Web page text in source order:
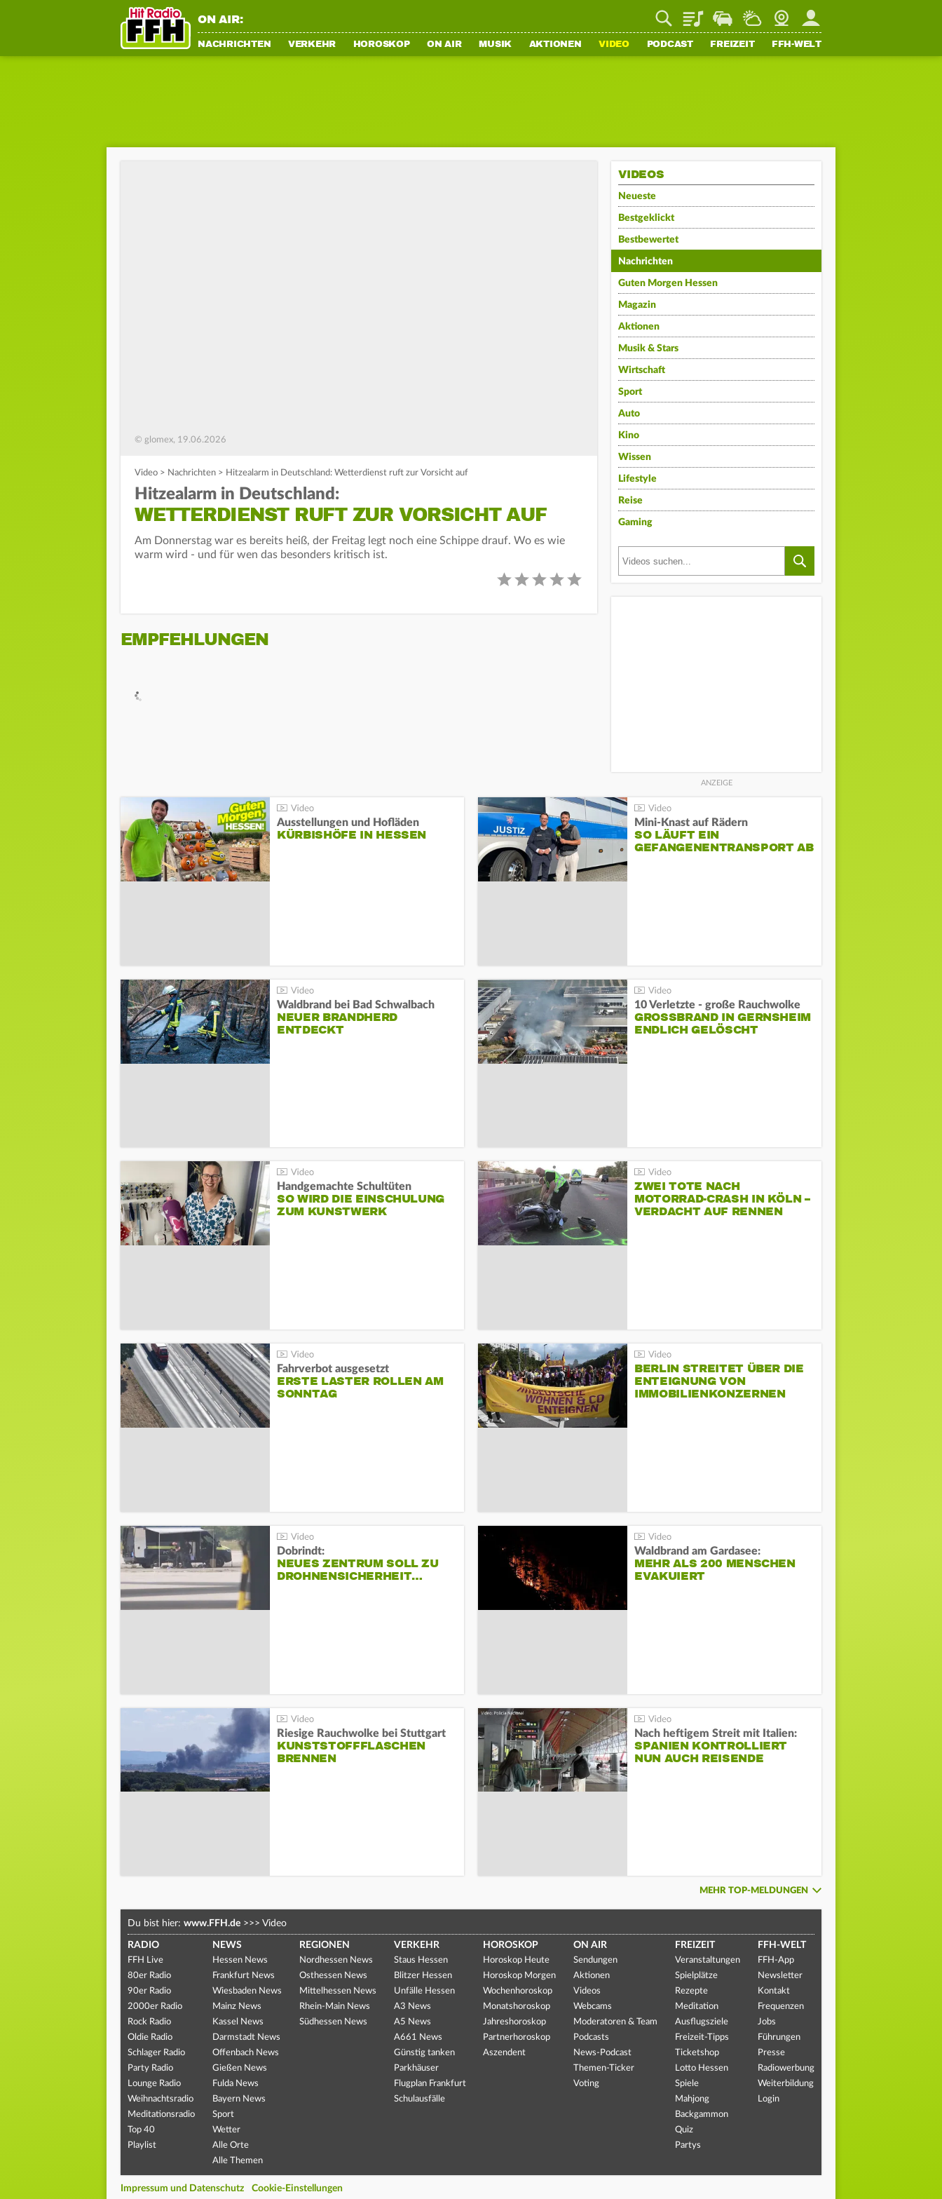
ON AIR: PlaylistStaupilotWetterWebcamMein FFH
NACHRICHTEN VERKEHR HOROSKOP ON AIR MUSIK AKTIONEN VIDEO PODCAST FREIZEIT FFH-WELT
© glomex, 19.06.2026
Video > Nachrichten > Hitzealarm in Deutschland: Wetterdienst ruft zur Vorsicht auf
Hitzealarm in Deutschland:
WETTERDIENST RUFT ZUR VORSICHT AUF
Am Donnerstag war es bereits heiß, der Freitag legt noch eine Schippe drauf. Wo es wie
warm wird - und für wen das besonders kritisch ist.
EMPFEHLUNGEN
VIDEOS
Neueste
Bestgeklickt
Bestbewertet
Nachrichten
Guten Morgen Hessen
Magazin
Aktionen
Musik & Stars
Wirtschaft
Sport
Auto
Kino
Wissen
Lifestyle
Reise
Gaming
Ausstellungen und Hofläden
KÜRBISHÖFE IN HESSEN
Mini-Knast auf Rädern
SO LÄUFT EIN
GEFANGENENTRANSPORT AB
Waldbrand bei Bad Schwalbach
NEUER BRANDHERD
ENTDECKT
10 Verletzte - große Rauchwolke
GROSSBRAND IN GERNSHEIM E
NDLICH GELÖSCHT
Handgemachte Schultüten
SO WIRD DIE EINSCHULUNG
ZUM KUNSTWERK
ZWEI TOTE NACH
MOTORRAD-CRASH IN KÖLN –
VERDACHT AUF RENNEN
Fahrverbot ausgesetzt
ERSTE LASTER ROLLEN AM
SONNTAG
BERLIN STREITET ÜBER DIE
ENTEIGNUNG VON
IMMOBILIENKONZERNEN
Dobrindt:
NEUES ZENTRUM SOLL ZU
DROHNENSICHERHEIT…
Waldbrand am Gardasee:
MEHR ALS 200 MENSCHEN
EVAKUIERT
Riesige Rauchwolke bei Stuttgart
KUNSTSTOFFFLASCHEN
BRENNEN
Nach heftigem Streit mit Italien:
SPANIEN KONTROLLIERT
NUN AUCH REISENDE
MEHR TOP-MELDUNGEN
Du bist hier: www.FFH.de >>> Video
RADIO
FFH Live
80er Radio
90er Radio
2000er Radio
Rock Radio
Oldie Radio
Schlager Radio
Party Radio
Lounge Radio
Weihnachtsradio
Meditationsradio
Top 40
Playlist
NEWS
Hessen News
Frankfurt News
Wiesbaden News
Mainz News
Kassel News
Darmstadt News
Offenbach News
Gießen News
Fulda News
Bayern News
Sport
Wetter
Alle Orte
Alle Themen
REGIONEN
Nordhessen News
Osthessen News
Mittelhessen News
Rhein-Main News
Südhessen News
VERKEHR
Staus Hessen
Blitzer Hessen
Unfälle Hessen
A3 News
A5 News
A661 News
Günstig tanken
Parkhäuser
Flugplan Frankfurt
Schulausfälle
HOROSKOP
Horoskop Heute
Horoskop Morgen
Wochenhoroskop
Monatshoroskop
Jahreshoroskop
Partnerhoroskop
Aszendent
ON AIR
Sendungen
Aktionen
Videos
Webcams
Moderatoren & Team
Podcasts
News-Podcast
Themen-Ticker
Voting
FREIZEIT
Veranstaltungen
Spielplätze
Rezepte
Meditation
Ausflugsziele
Freizeit-Tipps
Ticketshop
Lotto Hessen
Spiele
Mahjong
Backgammon
Quiz
Partys
FFH-WELT
FFH-App
Newsletter
Kontakt
Frequenzen
Jobs
Führungen
Presse
Radiowerbung
Weiterbildung
Login
Impressum und Datenschutz Cookie-Einstellungen